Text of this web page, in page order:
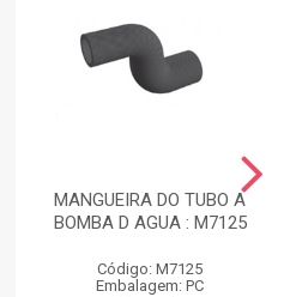
MANGUEIRA DO TUBO A
BOMBA D AGUA : M7125
Código: M7125
Embalagem: PC